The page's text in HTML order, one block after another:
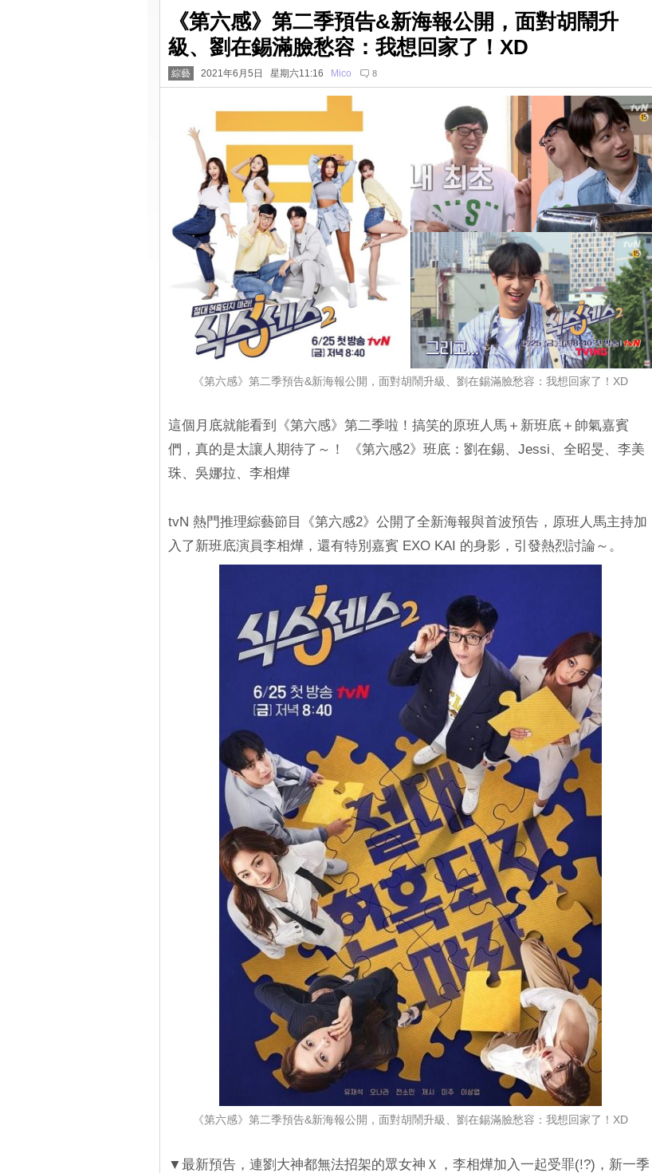
《第六感》第二季預告&新海報公開，面對胡鬧升
級、劉在錫滿臉愁容：我想回家了！XD
綜藝 2021年6月5日 星期六11:16 Mico 8
《第六感》第二季預告&新海報公開，面對胡鬧升級、劉在錫滿臉愁容：我想回家了！XD
這個月底就能看到《第六感》第二季啦！搞笑的原班人馬＋新班底＋帥氣嘉賓
們，真的是太讓人期待了～！ 《第六感2》班底：劉在錫、Jessi、全昭旻、李美
珠、吳娜拉、李相燁
tvN 熱門推理綜藝節目《第六感2》公開了全新海報與首波預告，原班人馬主持加
入了新班底演員李相燁，還有特別嘉賓 EXO KAI 的身影，引發熱烈討論～。
《第六感》第二季預告&新海報公開，面對胡鬧升級、劉在錫滿臉愁容：我想回家了！XD
▼最新預告，連劉大神都無法招架的眾女神Ｘ，李相燁加入一起受罪(!?)，新一季